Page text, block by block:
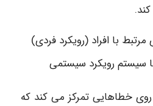
با افراد (رویکرد فردی)
سیستم رویکرد سیستمی
روی خطاهایی تمرکز می کند که